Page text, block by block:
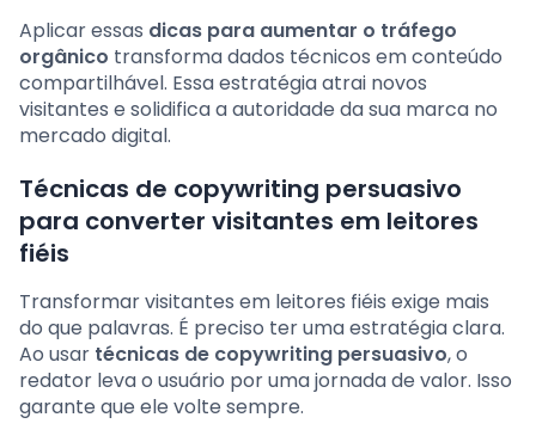
Aplicar essas dicas para aumentar o tráfego
orgânico transforma dados técnicos em conteúdo
compartilhável. Essa estratégia atrai novos
visitantes e solidifica a autoridade da sua marca no
mercado digital.
Técnicas de copywriting persuasivo
para converter visitantes em leitores
fiéis
Transformar visitantes em leitores fiéis exige mais
do que palavras. É preciso ter uma estratégia clara.
Ao usar técnicas de copywriting persuasivo, o
redator leva o usuário por uma jornada de valor. Isso
garante que ele volte sempre.